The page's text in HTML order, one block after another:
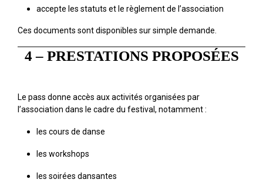
accepte les statuts et le règlement de l’association
Ces documents sont disponibles sur simple demande.
4 – PRESTATIONS PROPOSÉES
Le pass donne accès aux activités organisées par
l’association dans le cadre du festival, notamment :
les cours de danse
les workshops
les soirées dansantes